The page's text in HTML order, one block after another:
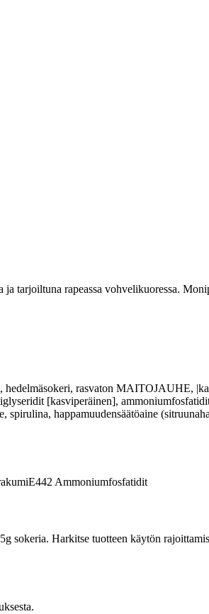
tarjoiltuna rapeassa vohvelikuoressa.
rasvaton MAITOJAUHE,
[kasviperäinen],
happamuudensäätöaine
E442 Ammoniumfosfatidit
sokeria. Harkitse tuotteen käytön